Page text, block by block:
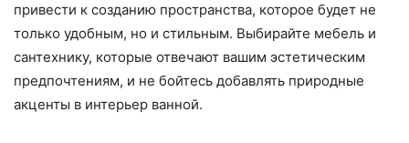
привести к созданию пространства, которое будет не
только удобным, но и стильным. Выбирайте мебель и
сантехнику, которые отвечают вашим эстетическим
предпочтениям, и не бойтесь добавлять природные
акценты в интерьер ванной.